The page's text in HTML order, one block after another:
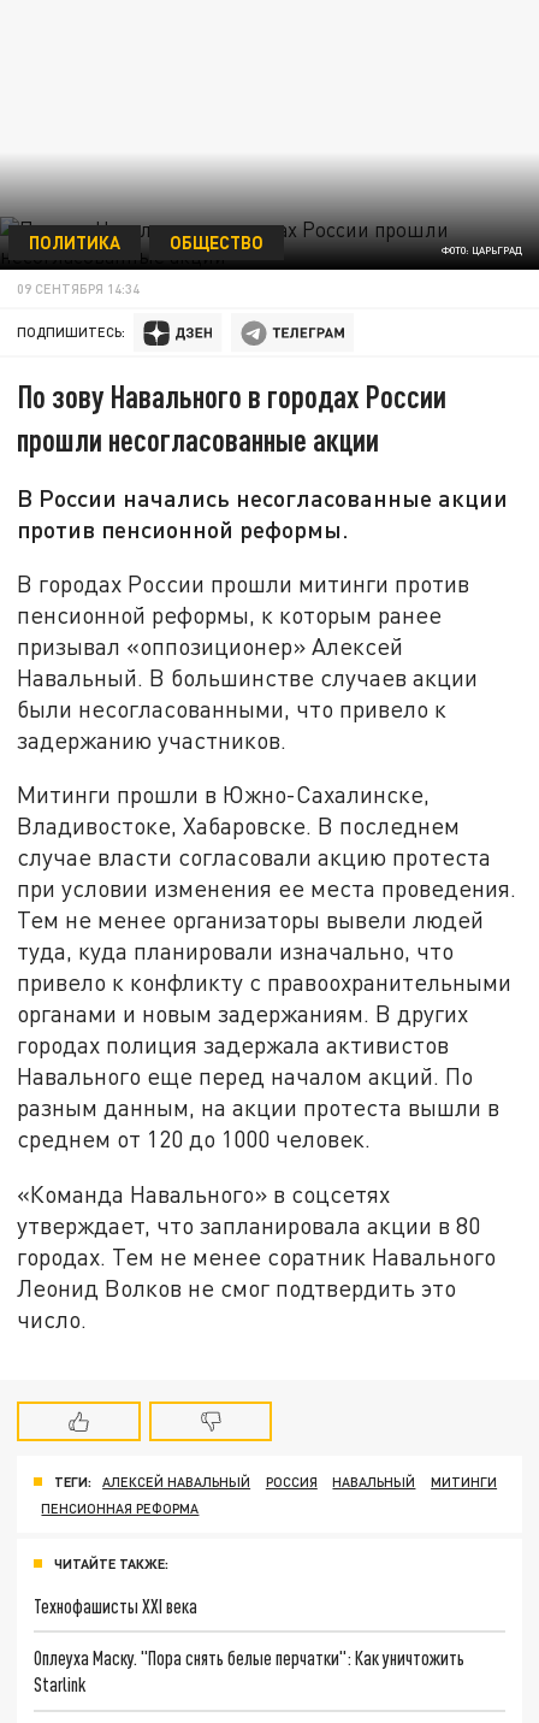
ФОТО: ЦАРЬГРАД
ПОЛИТИКА ОБЩЕСТВО
09 СЕНТЯБРЯ 14:34
ПОДПИШИТЕСЬ:
По зову Навального в городах России
прошли несогласованные акции
В России начались несогласованные акции
против пенсионной реформы.
В городах России прошли митинги против
пенсионной реформы, к которым ранее
призывал «оппозиционер» Алексей
Навальный. В большинстве случаев акции
были несогласованными, что привело к
задержанию участников.
Митинги прошли в Южно-Сахалинске,
Владивостоке, Хабаровске. В последнем
случае власти согласовали акцию протеста
при условии изменения ее места проведения.
Тем не менее организаторы вывели людей
туда, куда планировали изначально, что
привело к конфликту с правоохранительными
органами и новым задержаниям. В других
городах полиция задержала активистов
Навального еще перед началом акций. По
разным данным, на акции протеста вышли в
среднем от 120 до 1000 человек.
«Команда Навального» в соцсетях
утверждает, что запланировала акции в 80
городах. Тем не менее соратник Навального
Леонид Волков не смог подтвердить это
число.
ТЕГИ: АЛЕКСЕЙ НАВАЛЬНЫЙ РОССИЯ НАВАЛЬНЫЙ
МИТИНГИ
ПЕНСИОННАЯ РЕФОРМА
ЧИТАЙТЕ ТАКЖЕ:
Технофашисты XXI века
Оплеуха Маску. "Пора снять белые перчатки": Как уничтожить
Starlink